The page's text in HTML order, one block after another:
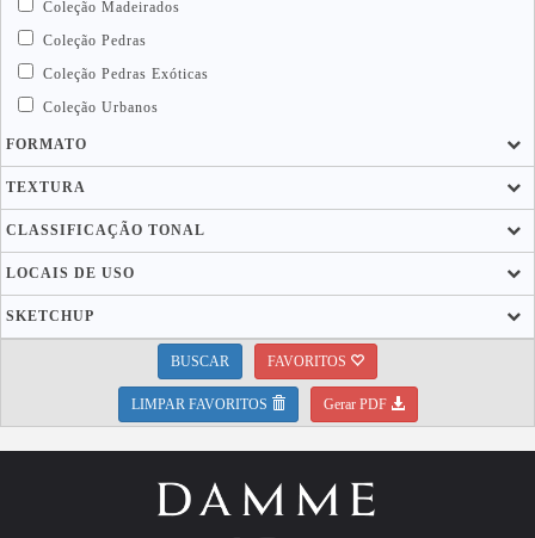
Coleção Madeirados
Coleção Pedras
Coleção Pedras Exóticas
Coleção Urbanos
FORMATO
TEXTURA
CLASSIFICAÇÃO TONAL
LOCAIS DE USO
SKETCHUP
BUSCAR FAVORITOS
LIMPAR FAVORITOS Gerar PDF